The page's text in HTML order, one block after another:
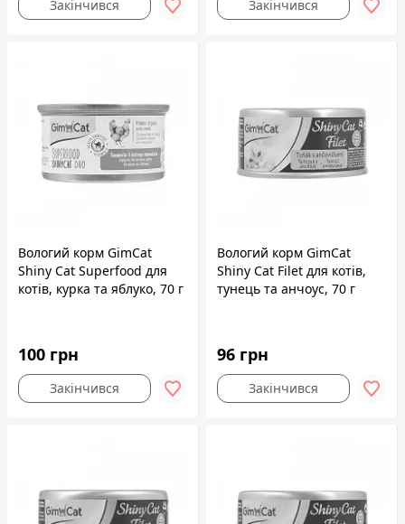
Закінчився Закінчився
Вологий корм GimCat
Shiny Cat Superfood для
котів, курка та яблуко, 70 г
100 грн
Закінчився
Вологий корм GimCat
Shiny Cat Filet для котів,
тунець та анчоус, 70 г
96 грн
Закінчився